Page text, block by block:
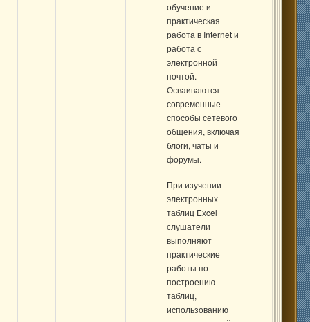
обучение и
практическая
работа в Internet и
работа с
электронной
почтой.
Осваиваются
современные
способы сетевого
общения, включая
блоги, чаты и
форумы.
При изучении
электронных
таблиц Excel
слушатели
выполняют
практические
работы по
построению
таблиц,
использованию